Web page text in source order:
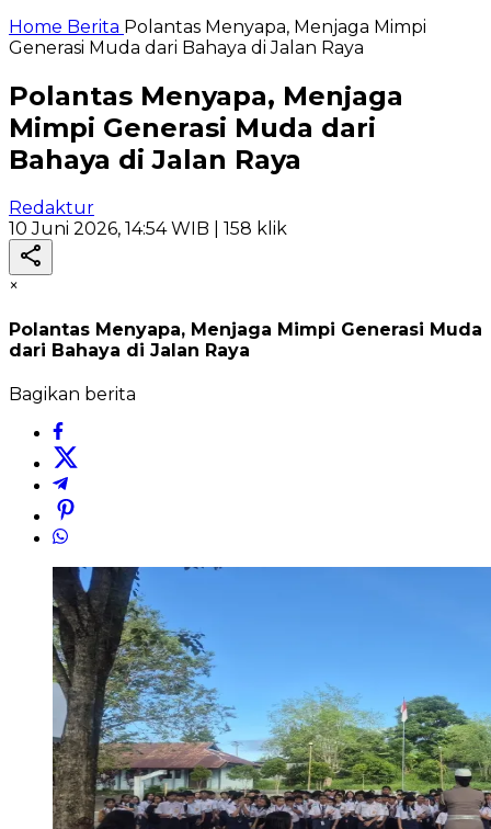
Home Berita Polantas Menyapa, Menjaga Mimpi
Generasi Muda dari Bahaya di Jalan Raya
Polantas Menyapa, Menjaga
Mimpi Generasi Muda dari
Bahaya di Jalan Raya
Redaktur
10 Juni 2026, 14:54 WIB | 158 klik
×
Polantas Menyapa, Menjaga Mimpi Generasi Muda
dari Bahaya di Jalan Raya
Bagikan berita